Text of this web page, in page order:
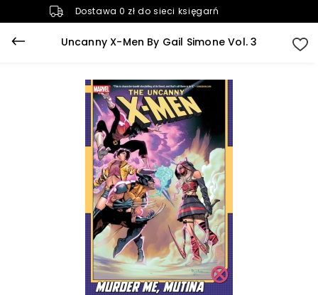
Dostawa 0 zł do sieci księgarń
Uncanny X-Men By Gail Simone Vol. 3